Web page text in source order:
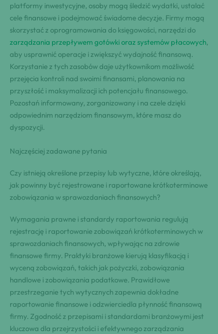
platformy inwestycyjne, osoby mogą śledzić wydatki, ustalać
cele finansowe i podejmować świadome decyzje. Firmy mogą
skorzystać z oprogramowania do księgowości, narzędzi do
zarządzania przepływem gotówki oraz systemów płacowych,
aby usprawnić operacje i zwiększyć wydajność finansową.
Korzystanie z tych zasobów daje użytkownikom możliwość
przejęcia kontroli nad swoimi finansami, planowania na
przyszłość i maksymalizacji ich potencjału finansowego.
Pozostań informowany, zorganizowany i na czele dzięki
odpowiednim narzędziom finansowym, które masz do
dyspozycji.
Najczęściej zadawane pytania
Czy istnieją określone przepisy lub wytyczne, które określają,
jak powinny być rejestrowane i raportowane krótkoterminowe
zobowiązania w sprawozdaniach finansowych?
Wymagania prawne i standardy raportowania regulują
rejestrację i raportowanie zobowiązań krótkoterminowych w
sprawozdaniach finansowych, wpływając na zdrowie
finansowe firmy. Praktyki branżowe kierują klasyfikacją i
wyceną zobowiązań, takich jak pożyczki, zobowiązania
handlowe i zobowiązania podatkowe. Prawidłowe
przestrzeganie tych wytycznych zapewnia dokładne
raportowanie finansowe i odzwierciedla płynność finansową
firmy. Zgodność z przepisami i standardami branżowymi jest
kluczowa dla przejrzystości i efektywnego zarządzania